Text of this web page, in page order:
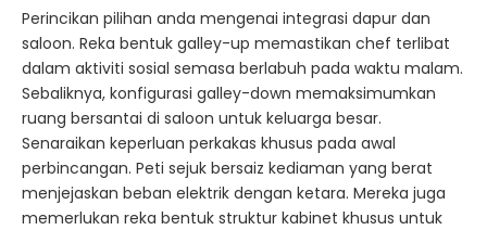
Perincikan pilihan anda mengenai integrasi dapur dan
saloon. Reka bentuk galley-up memastikan chef terlibat
dalam aktiviti sosial semasa berlabuh pada waktu malam.
Sebaliknya, konfigurasi galley-down memaksimumkan
ruang bersantai di saloon untuk keluarga besar.
Senaraikan keperluan perkakas khusus pada awal
perbincangan. Peti sejuk bersaiz kediaman yang berat
menjejaskan beban elektrik dengan ketara. Mereka juga
memerlukan reka bentuk struktur kabinet khusus untuk